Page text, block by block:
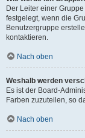
Der Leiter einer
festgelegt, wenn die
Benutzergruppe
kontaktieren.
Nach oben
Weshalb werden
Es ist der Board-
Farben zuzuteilen, so
Nach oben